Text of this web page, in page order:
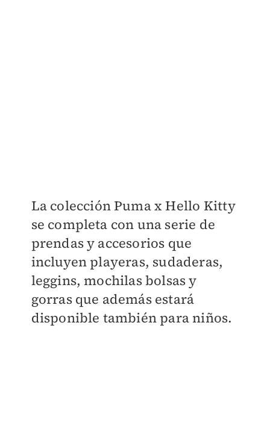
La colección Puma x Hello Kitty
se completa con una serie de
prendas y accesorios que
incluyen playeras, sudaderas,
leggins, mochilas bolsas y
gorras que además estará
disponible también para niños.